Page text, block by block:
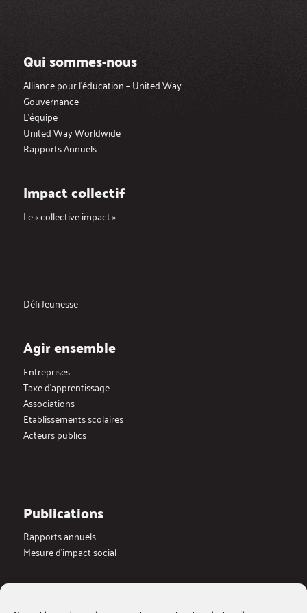
Qui sommes-nous
Alliance pour l’éducation – United Way
Gouvernance
L’équipe
United Way Worldwide
Rapports Annuels
Impact collectif
Le « collective impact »
Défi Jeunesse
Agir ensemble
Entreprises
Taxe d’apprentissage
Associations
Etablissements scolaires
Acteurs publics
Publications
Rapports annuels
Mesure d’impact social